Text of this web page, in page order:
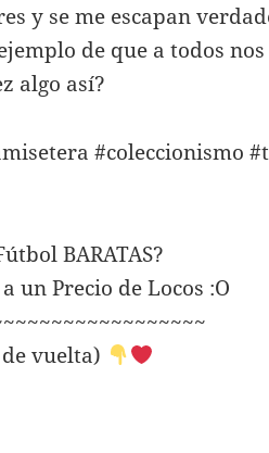
y se me escapan
de que a todos
algo así?
#coleccionismo
BARATAS?
un Precio de Locos :O
de vuelta)